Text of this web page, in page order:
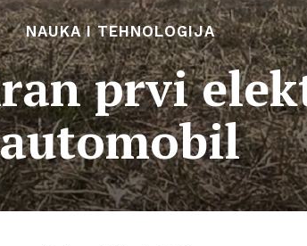
NAUKA I TEHNOLOGIJA
prvi
automobil